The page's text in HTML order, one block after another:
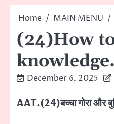
Home MAIN MENU
(24)How
knowledge.
December 6, 2025
AAT.(24)बच्चा गोरा और